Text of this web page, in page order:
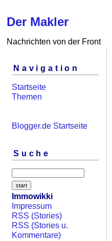
Der Makler
Nachrichten von der Front
Navigation
Startseite
Themen
Blogger.de Startseite
Suche
Immowikki
Impressum
RSS (Stories)
RSS (Stories u.
Kommentare)